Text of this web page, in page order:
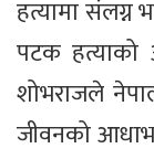
हत्यामा संलग्न
पटक हत्याको
शोभराजले
जीवनको